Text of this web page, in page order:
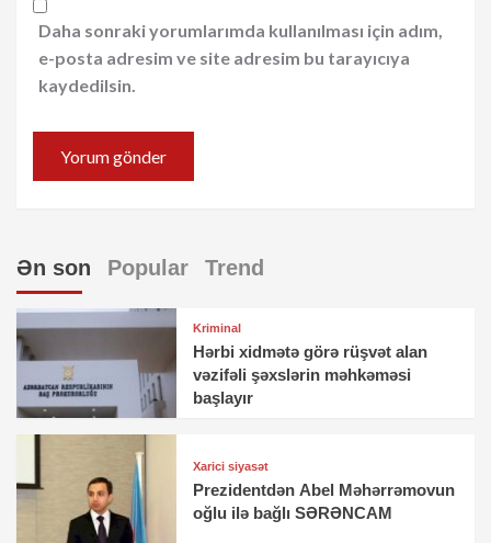
Daha sonraki yorumlarımda kullanılması için adım,
e-posta adresim ve site adresim bu tarayıcıya
kaydedilsin.
Ən son Popular Trend
Kriminal
Hərbi xidmətə görə rüşvət alan
vəzifəli şəxslərin məhkəməsi
başlayır
Xarici siyasət
Prezidentdən Abel Məhərrəmovun
oğlu ilə bağlı SƏRƏNCAM